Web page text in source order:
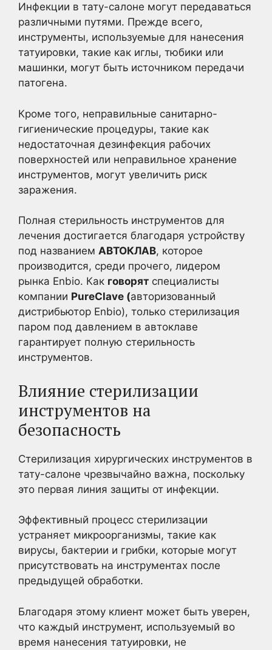
Инфекции в тату-салоне могут передаваться
различными путями. Прежде всего,
инструменты, используемые для нанесения
татуировки, такие как иглы, тюбики или
машинки, могут быть источником передачи
патогена.
Кроме того, неправильные санитарно-
гигиенические процедуры, такие как
недостаточная дезинфекция рабочих
поверхностей или неправильное хранение
инструментов, могут увеличить риск
заражения.
Полная стерильность инструментов для
лечения достигается благодаря устройству
под названием АВТОКЛАВ, которое
производится, среди прочего, лидером
рынка Enbio. Как говорят специалисты
компании PureClave (авторизованный
дистрибьютор Enbio), только стерилизация
паром под давлением в автоклаве
гарантирует полную стерильность
инструментов.
Влияние стерилизации
инструментов на
безопасность
Стерилизация хирургических инструментов в
тату-салоне чрезвычайно важна, поскольку
это первая линия защиты от инфекции.
Эффективный процесс стерилизации
устраняет микроорганизмы, такие как
вирусы, бактерии и грибки, которые могут
присутствовать на инструментах после
предыдущей обработки.
Благодаря этому клиент может быть уверен,
что каждый инструмент, используемый во
время нанесения татуировки, не